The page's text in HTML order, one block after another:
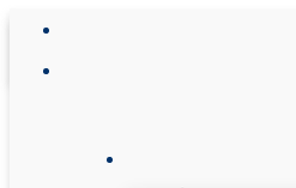
Přeskočit
obsah
Menu
Zavřeno